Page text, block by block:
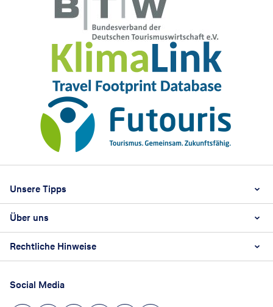
Unsere Tipps
Beste Reisezeit
Über uns
Karriere
Reisebüro Franchise-Partner werden
Unsere Unternehmenswerte
Rechtliche Hinweise
AGB
Social Media